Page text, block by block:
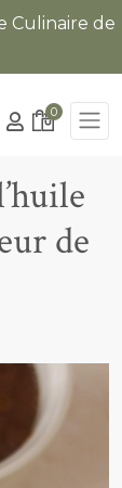
Culinaire de
0
de